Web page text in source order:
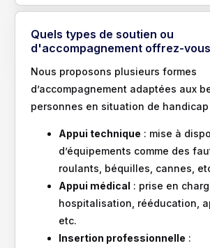
Quels types de soutien ou
d'accompagnement offrez-
Nous proposons plusieurs formes
d’accompagnement adaptées aux
personnes en situation de handicap
Appui technique : mise à
d’équipements comme des
roulants, béquilles, cannes,
Appui médical : prise en
hospitalisation, rééducation,
etc.
Insertion professionnelle :